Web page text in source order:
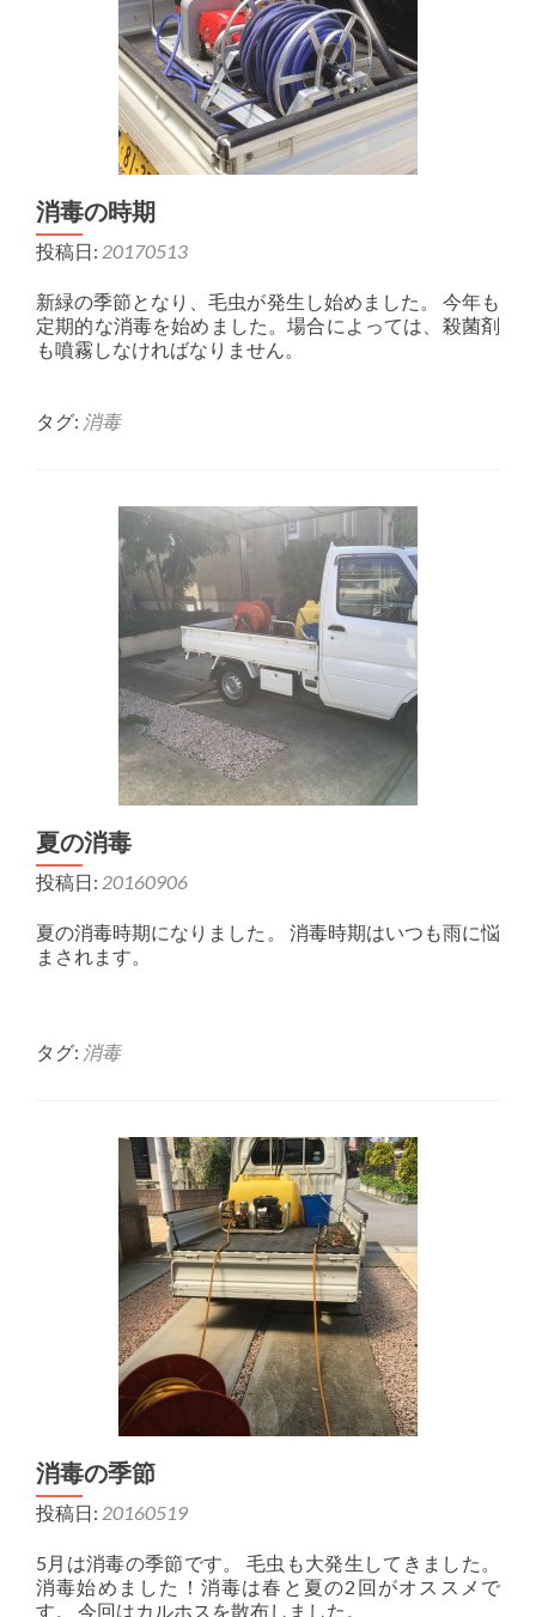
消毒の時期
投稿日: 20170513
新緑の季節となり、毛虫が発生し始めました。 今年も
定期的な消毒を始めました。場合によっては、殺菌剤
も噴霧しなければなりません。
タグ: 消毒
夏の消毒
投稿日: 20160906
夏の消毒時期になりました。 消毒時期はいつも雨に悩
まされます。
タグ: 消毒
消毒の季節
投稿日: 20160519
5月は消毒の季節です。 毛虫も大発生してきました。
消毒始めました！消毒は春と夏の2回がオススメで
す。 今回はカルホスを散布しました。